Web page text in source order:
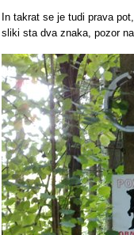
In takrat se je tudi prava
sliki sta dva znaka, pozor